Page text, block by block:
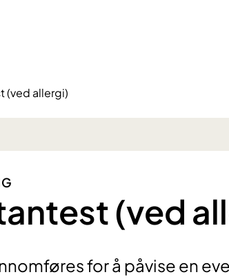
(ved allergi)
(ved
for å påvise en